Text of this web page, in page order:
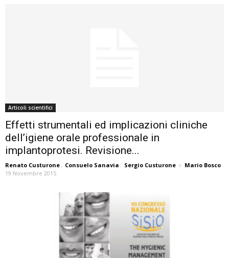
Articoli scientifici
Effetti strumentali ed implicazioni cliniche
dell’igiene orale professionale in
implantoprotesi. Revisione...
Renato Custurone , Consuelo Sanavia , Sergio Custurone e Mario Bosco
19 Novembre 2015